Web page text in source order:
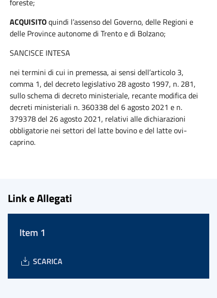
foreste;
ACQUISITOquindi l’assenso del Governo, delle Regioni e
delle Province autonome di Trento e di Bolzano;
SANCISCE INTESA
nei termini di cui in premessa, ai sensi dell’articolo 3,
comma 1, del decreto legislativo 28 agosto 1997, n. 281,
sullo schema di decreto ministeriale, recante modifica dei
decreti ministeriali n. 360338 del 6 agosto 2021 e n.
379378 del 26 agosto 2021, relativi alle dichiarazioni
obbligatorie nei settori del latte bovino e del latte ovi-
caprino.
Link e Allegati
Item 1
SCARICA